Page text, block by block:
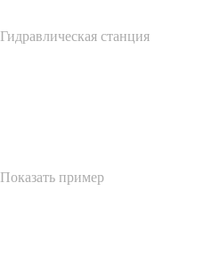
Гидравлическая станция
Показать пример